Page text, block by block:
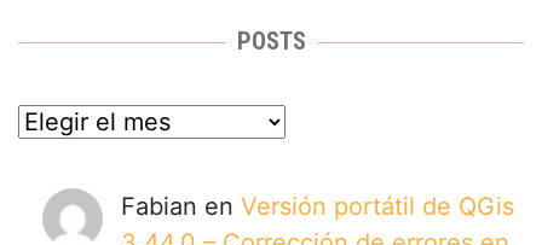
POSTS
posts
Fabian en Versión portátil de QGis